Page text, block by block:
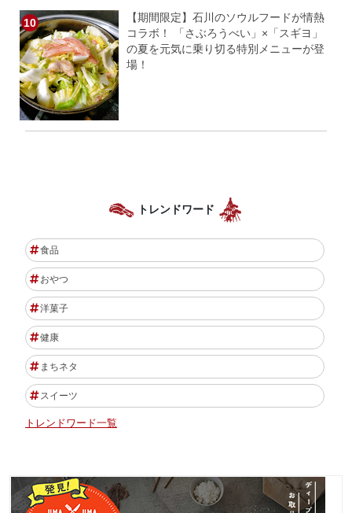
【期間限定】石川のソウルフードが情熱
コラボ！ 「さぶろうべい」×「スギヨ」
の夏を元気に乗り切る特別メニューが登
場！
トレンドワード
食品
おやつ
洋菓子
健康
まちネタ
スイーツ
トレンドワード一覧